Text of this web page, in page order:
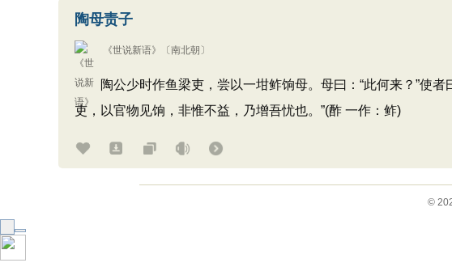
陶母责子
《世说新语》 〔南北朝〕
陶公少时作鱼梁吏，尝以一坩鲊饷母。母曰：“此何来？”使者
吏，以官物见饷，非惟不益，乃增吾忧也。”(酢 一作：鲊)
©